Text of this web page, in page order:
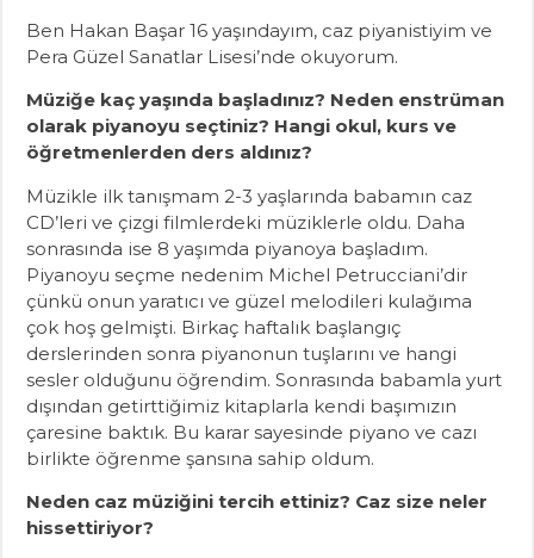
Ben Hakan Başar 16 yaşındayım, caz piyanistiyim ve
Pera Güzel Sanatlar Lisesi’nde okuyorum.
Müziğe kaç yaşında başladınız? Neden enstrüman
olarak piyanoyu seçtiniz? Hangi okul, kurs ve
öğretmenlerden ders aldınız?
Müzikle ilk tanışmam 2-3 yaşlarında babamın caz
CD’leri ve çizgi filmlerdeki müziklerle oldu. Daha
sonrasında ise 8 yaşımda piyanoya başladım.
Piyanoyu seçme nedenim Michel Petrucciani’dir
çünkü onun yaratıcı ve güzel melodileri kulağıma
çok hoş gelmişti. Birkaç haftalık başlangıç
derslerinden sonra piyanonun tuşlarını ve hangi
sesler olduğunu öğrendim. Sonrasında babamla yurt
dışından getirttiğimiz kitaplarla kendi başımızın
çaresine baktık. Bu karar sayesinde piyano ve cazı
birlikte öğrenme şansına sahip oldum.
Neden caz müziğini tercih ettiniz? Caz size neler
hissettiriyor?